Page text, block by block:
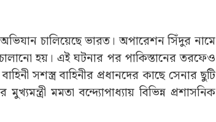
চালিয়েছে ভারত। অপারেশন সিঁদুর নামে
হয়। এই ঘটনার পর পাকিস্তানের তরফেও
সশস্ত্র বাহিনীর প্রধানদের কাছে সেনার ছুটি
মমতা বন্দ্যোপাধ্যায় বিভিন্ন প্রশাসনিক